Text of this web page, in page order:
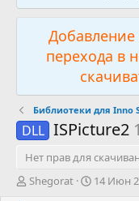
перехода в
Библиотеки для Inno
DLL ISPicture2
Нет прав для
А
Shegorat
Д
14 Июн